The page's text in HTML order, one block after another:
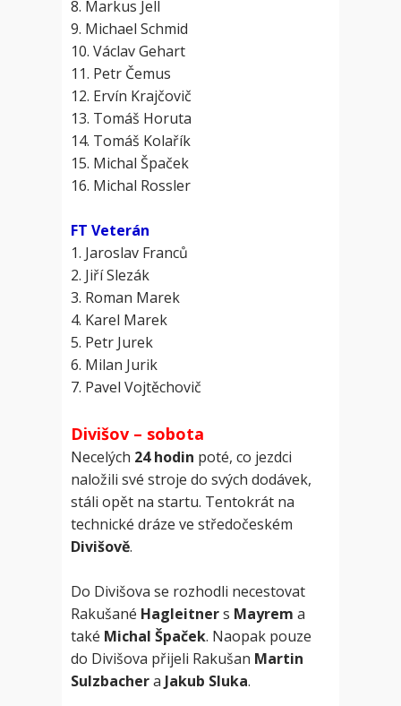
8. Markus Jell
9. Michael Schmid
10. Václav Gehart
11. Petr Čemus
12. Ervín Krajčovič
13. Tomáš Horuta
14. Tomáš Kolařík
15. Michal Špaček
16. Michal Rossler
FT Veterán
1. Jaroslav Franců
2. Jiří Slezák
3. Roman Marek
4. Karel Marek
5. Petr Jurek
6. Milan Jurik
7. Pavel Vojtěchovič
Divišov – sobota
Necelých 24 hodin poté, co jezdci
naložili své stroje do svých dodávek,
stáli opět na startu. Tentokrát na
technické dráze ve středočeském
Divišově.
Do Divišova se rozhodli necestovat
Rakušané Hagleitners Mayrem a
také Michal Špaček. Naopak pouze
do Divišova přijeli Rakušan Martin
Sulzbachera Jakub Sluka.